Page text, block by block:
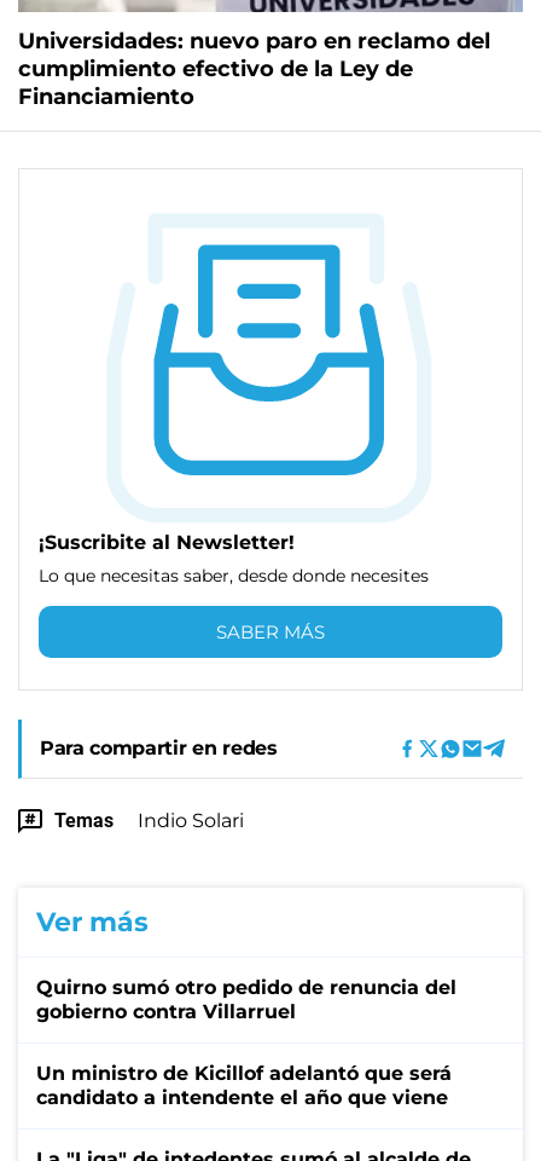
Universidades: nuevo paro en reclamo del
cumplimiento efectivo de la Ley de
Financiamiento
¡Suscribite al Newsletter!
Lo que necesitas saber, desde donde necesites
SABER MÁS
Para compartir en redes
Temas Indio Solari
Ver más
Quirno sumó otro pedido de renuncia del
gobierno contra Villarruel
Un ministro de Kicillof adelantó que será
candidato a intendente el año que viene